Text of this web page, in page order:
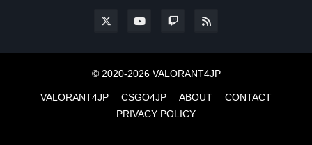
© 2020-2026 VALORANT4JP
VALORANT4JP CSGO4JP ABOUT
CONTACT
PRIVACY POLICY